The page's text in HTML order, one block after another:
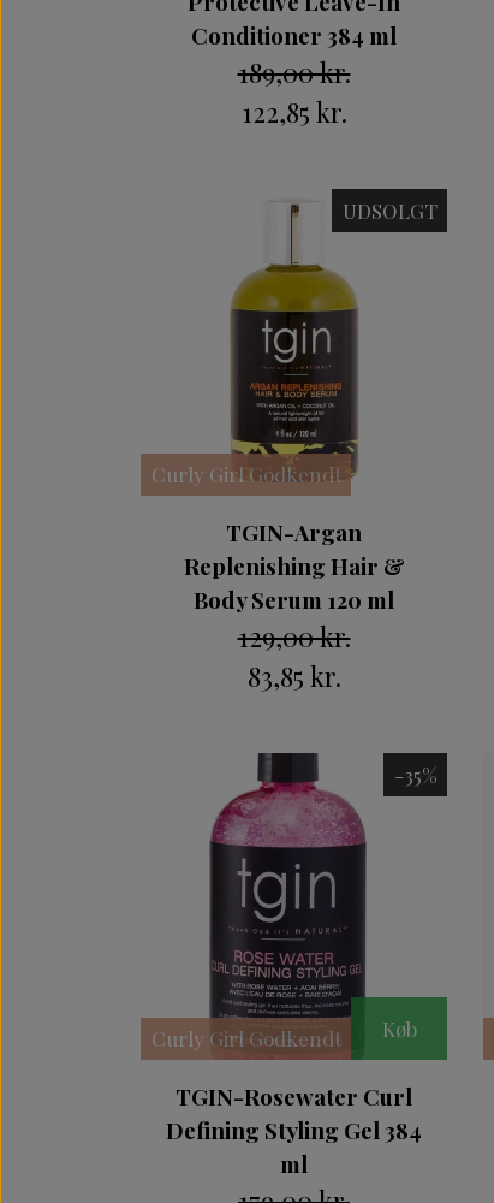
Conditioner 384 ml
189,00 kr.
122,85 kr.
UDSOLGT
Curly Girl Godkendt
TGIN-Argan
Replenishing Hair &
Body Serum 120 ml
129,00 kr.
83,85 kr.
-35%
Curly Girl Godkendt Køb
TGIN-Rosewater Curl
Defining Styling Gel 384
ml